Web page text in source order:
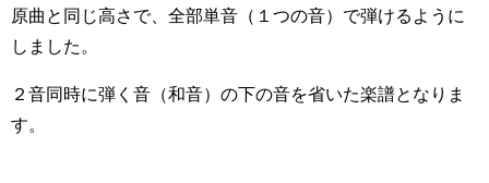
原曲と同じ高さで、全部単音（１つの音）で弾けるように
しました。
２音同時に弾く音（和音）の下の音を省いた楽譜となりま
す。